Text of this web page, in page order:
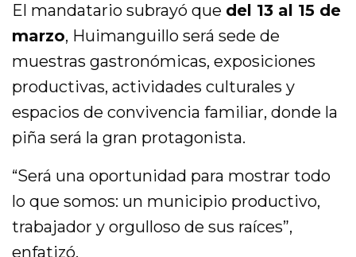
El mandatario subrayó que del 13 al 15 de
marzo, Huimanguillo será sede de
muestras gastronómicas, exposiciones
productivas, actividades culturales y
espacios de convivencia familiar, donde la
piña será la gran protagonista.
“Será una oportunidad para mostrar todo
lo que somos: un municipio productivo,
trabajador y orgulloso de sus raíces”,
enfatizó.